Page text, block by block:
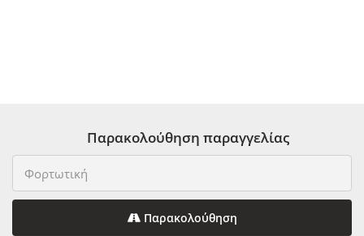
Παρακολούθηση παραγγελίας
Παρακολούθηση